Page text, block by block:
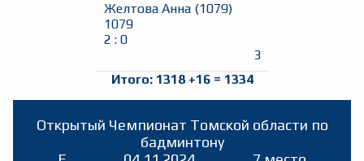
Желтова Анна (1079)
1079
2 : 0
3
Итого: 1318 +16= 1334
Открытый Чемпионат Томской области по
бадминтону